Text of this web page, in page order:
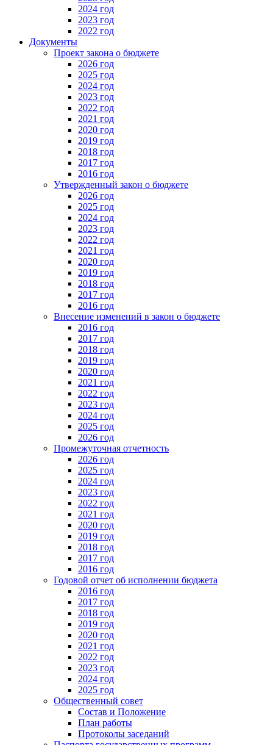
2024 год
2023 год
2022 год
Документы
Проект закона о бюджете
2026 год
2025 год
2024 год
2023 год
2022 год
2021 год
2020 год
2019 год
2018 год
2017 год
2016 год
Утвержденный закон о бюджете
2026 год
2025 год
2024 год
2023 год
2022 год
2021 год
2020 год
2019 год
2018 год
2017 год
2016 год
Внесение изменений в закон о бюджете
2016 год
2017 год
2018 год
2019 год
2020 год
2021 год
2022 год
2023 год
2024 год
2025 год
2026 год
Промежуточная отчетность
2026 год
2025 год
2024 год
2023 год
2022 год
2021 год
2020 год
2019 год
2018 год
2017 год
2016 год
Годовой отчет об исполнении бюджета
2016 год
2017 год
2018 год
2019 год
2020 год
2021 год
2022 год
2023 год
2024 год
2025 год
Общественный совет
Состав и Положение
План работы
Протоколы заседаний